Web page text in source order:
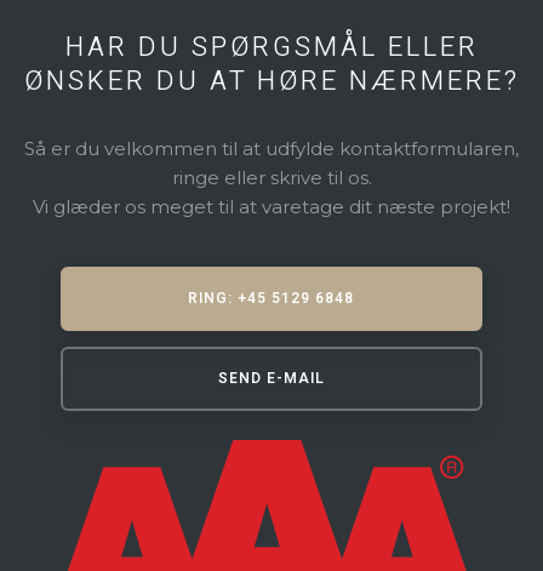
HAR DU SPØRGSMÅL ELLER
​ØNSKER DU AT HØRE NÆRMERE?
Så er du velkommen til at udfylde kontaktformularen,
ringe eller skrive til os.
​Vi glæder os meget til at varetage dit næste projekt!
RING: +45 5129 6848
SEND E-MAIL